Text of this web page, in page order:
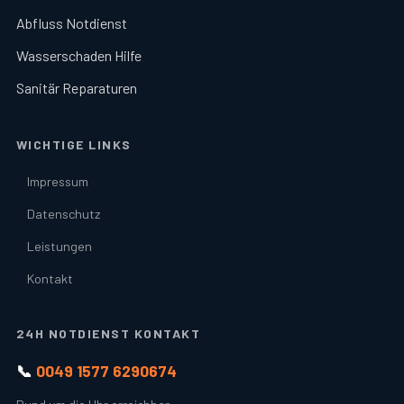
Abfluss Notdienst
Wasserschaden Hilfe
Sanitär Reparaturen
WICHTIGE LINKS
Impressum
Datenschutz
Leistungen
Kontakt
24H NOTDIENST KONTAKT
📞 0049 1577 6290674